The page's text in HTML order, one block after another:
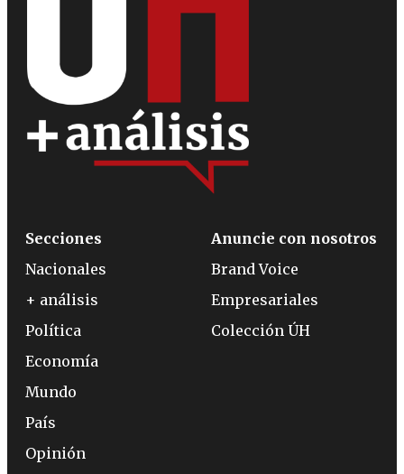
Secciones
Nacionales
+ análisis
Política
Economía
Mundo
País
Opinión
Anuncie con nosotros
Brand Voice
Empresariales
Colección ÚH